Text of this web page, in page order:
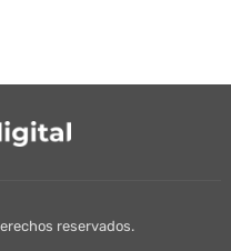
reservados.